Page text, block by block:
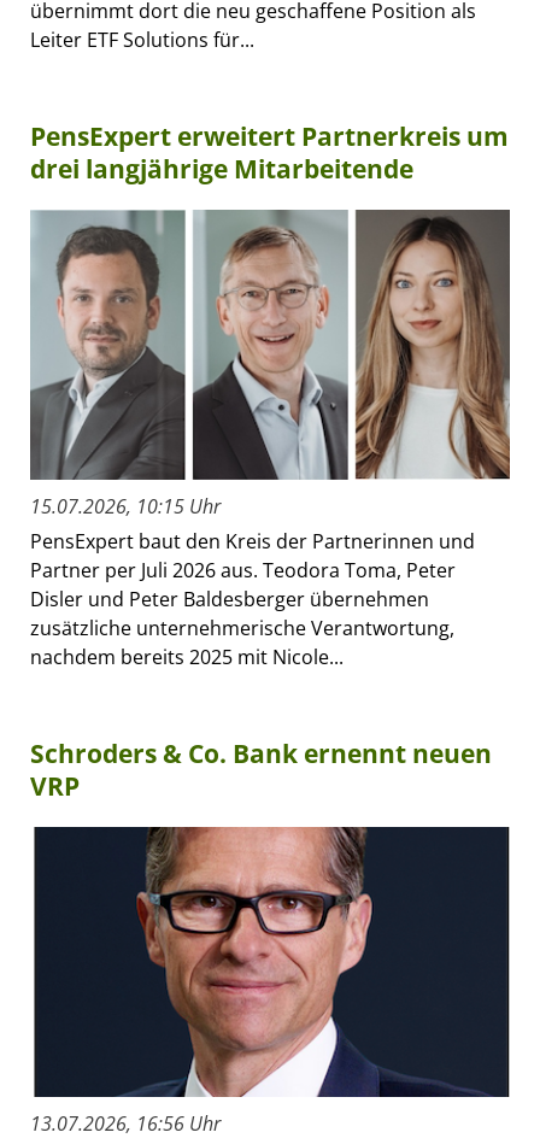
übernimmt dort die neu geschaffene Position als
Leiter ETF Solutions für...
PensExpert erweitert Partnerkreis um
drei langjährige Mitarbeitende
15.07.2026, 10:15 Uhr
PensExpert baut den Kreis der Partnerinnen und
Partner per Juli 2026 aus. Teodora Toma, Peter
Disler und Peter Baldesberger übernehmen
zusätzliche unternehmerische Verantwortung,
nachdem bereits 2025 mit Nicole...
Schroders & Co. Bank ernennt neuen
VRP
13.07.2026, 16:56 Uhr